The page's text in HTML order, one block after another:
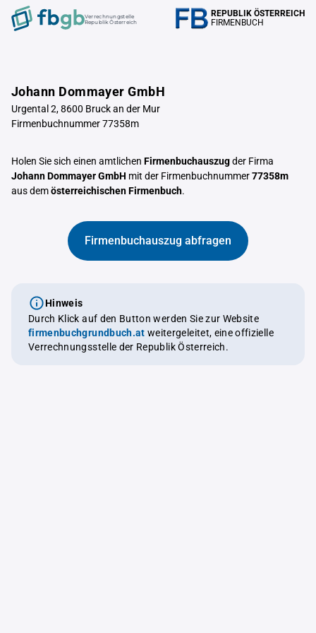
Verrechnungstelle
Republik Österreich
REPUBLIK ÖSTERREICH
FIRMENBUCH
Johann Dommayer GmbH
Urgental 2, 8600 Bruck an der Mur
Firmenbuchnummer 77358m
Holen Sie sich einen amtlichen Firmenbuchauszugder Firma
Johann Dommayer GmbH mit der Firmenbuchnummer77358m
aus demösterreichischen Firmenbuch.
Firmenbuchauszug abfragen
Hinweis
Durch Klick auf den Button werden Sie zur Website
firmenbuchgrundbuch.at weitergeleitet, eine offizielle
Verrechnungsstelle der Republik Österreich.